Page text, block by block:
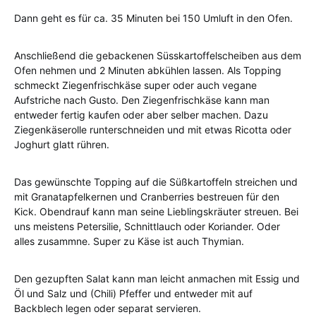
Dann geht es für ca. 35 Minuten bei 150 Umluft in den Ofen.
Anschließend die gebackenen Süsskartoffelscheiben aus dem
Ofen nehmen und 2 Minuten abkühlen lassen. Als Topping
schmeckt Ziegenfrischkäse super oder auch vegane
Aufstriche nach Gusto. Den Ziegenfrischkäse kann man
entweder fertig kaufen oder aber selber machen. Dazu
Ziegenkäserolle runterschneiden und mit etwas Ricotta oder
Joghurt glatt rühren.
Das gewünschte Topping auf die Süßkartoffeln streichen und
mit Granatapfelkernen und Cranberries bestreuen für den
Kick. Obendrauf kann man seine Lieblingskräuter streuen. Bei
uns meistens Petersilie, Schnittlauch oder Koriander. Oder
alles zusammne. Super zu Käse ist auch Thymian.
Den gezupften Salat kann man leicht anmachen mit Essig und
Öl und Salz und (Chili) Pfeffer und entweder mit auf
Backblech legen oder separat servieren.